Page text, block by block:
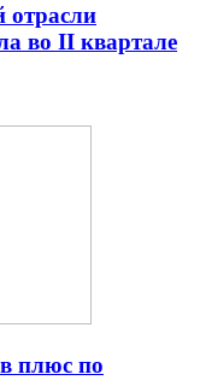
отрасли
во II квартале
плюс по